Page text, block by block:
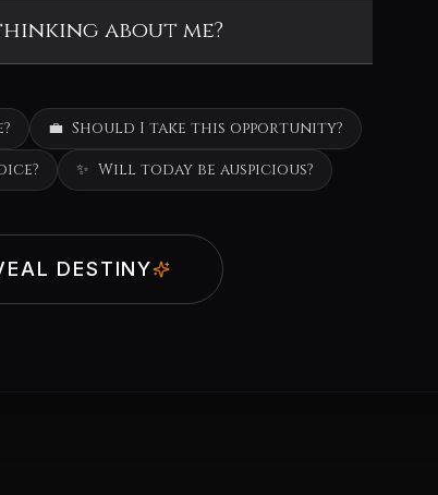
💼 Should I take this opportunity?
✨ Will today be auspicious?
DESTINY